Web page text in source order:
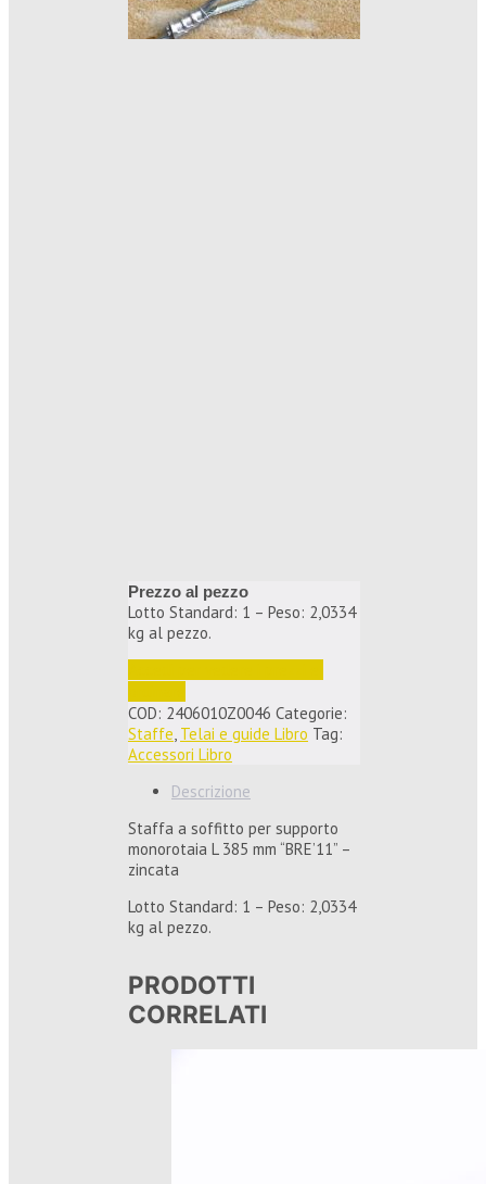
Prezzo al pezzo
Lotto Standard: 1 – Peso: 2,0334
kg al pezzo.
COD: 2406010Z0046 Categorie:
Staffe, Telai e guide Libro Tag:
Accessori Libro
Descrizione
Staffa a soffitto per supporto
monorotaia L 385 mm “BRE’11” –
zincata
Lotto Standard: 1 – Peso: 2,0334
kg al pezzo.
PRODOTTI
CORRELATI